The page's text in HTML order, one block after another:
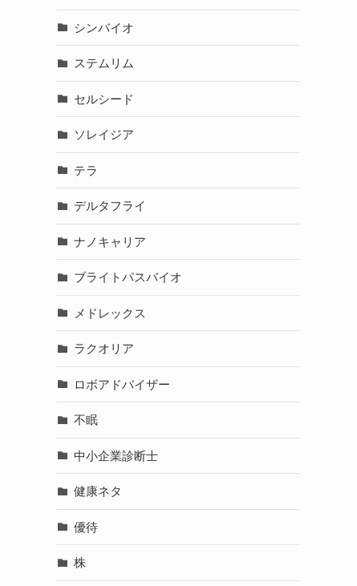
シンバイオ
ステムリム
セルシード
ソレイジア
テラ
デルタフライ
ナノキャリア
ブライトパスバイオ
メドレックス
ラクオリア
ロボアドバイザー
不眠
中小企業診断士
健康ネタ
優待
株